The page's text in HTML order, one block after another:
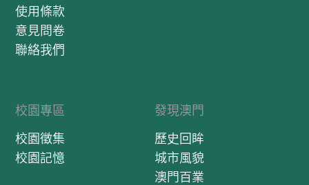
刻、1893年的“旨建
記》以及何賢、柯麟、林
炳炎三位已故主席的半身
銅像和各式印章等。右展
使用條款
意見問卷
聯絡我們
校園專區
校園徵集
校園記憶
發現澳門
歷史回眸
城市風貌
澳門百業